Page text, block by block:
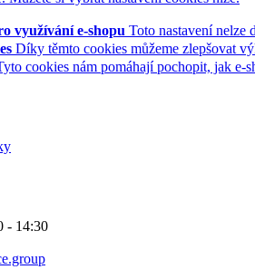
využívání e-shopu Toto nastavení nelze
Díky těmto cookies můžeme zlepšovat
cookies nám pomáhají pochopit, jak e-
- 14:30